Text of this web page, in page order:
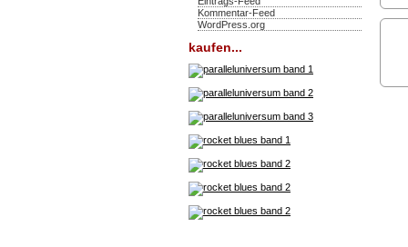
Kommentar-Feed
WordPress.org
kaufen...